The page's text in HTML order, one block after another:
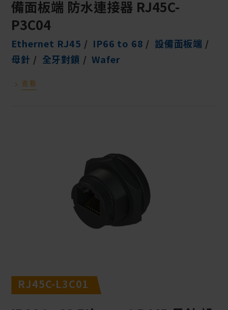
備面板端 防水連接器 RJ45C-
P3C04
Ethernet RJ45 IP66 to 68
設備面板端
母針
全牙對鎖 Wafer
查看
RJ45C-L3C01